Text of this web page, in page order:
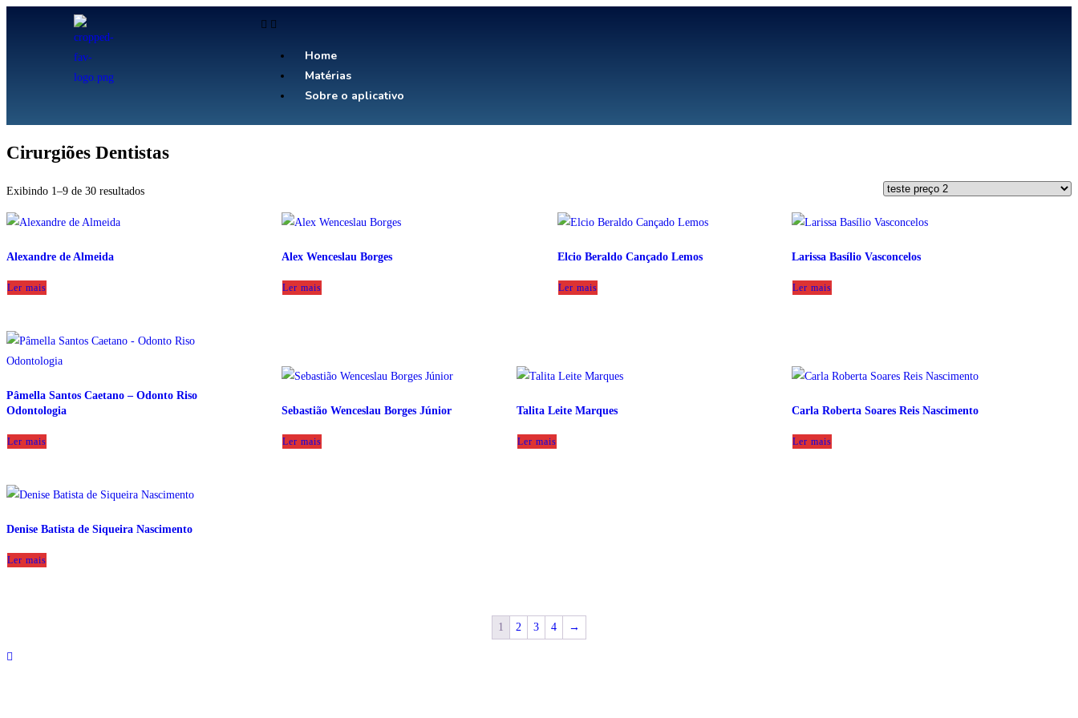
Home
Matérias
Sobre o aplicativo
Cirurgiões Dentistas
Exibindo 1–9 de 30 resultados
Alexandre de Almeida
Ler mais
Alex Wenceslau Borges
Ler mais
Elcio Beraldo Cançado Lemos
Ler mais
Larissa Basílio Vasconcelos
Ler mais
Pâmella Santos Caetano – Odonto Riso
Odontologia
Ler mais
Sebastião Wenceslau Borges Júnior
Ler mais
Talita Leite Marques
Ler mais
Carla Roberta Soares Reis Nascimento
Ler mais
Denise Batista de Siqueira Nascimento
Ler mais
1 2 3 4 →